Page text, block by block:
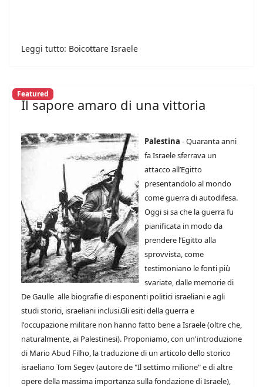
Leggi tutto: Boicottare Israele
Featured
Il sapore amaro di una vittoria
Palestina - Quaranta anni
fa Israele sferrava un
attacco all’Egitto
presentandolo al mondo
come guerra di autodifesa.
Oggi si sa che la guerra fu
pianificata in modo da
prendere l’Egitto alla
sprovvista, come
testimoniano le fonti più
svariate, dalle memorie di
De Gaulle alle biografie di esponenti politici israeliani e agli
studi storici, israeliani inclusi.Gli esiti della guerra e
l'occupazione militare non hanno fatto bene a Israele (oltre che,
naturalmente, ai Palestinesi). Proponiamo, con un'introduzione
di Mario Abud Filho, la traduzione di un articolo dello storico
israeliano Tom Segev (autore de "Il settimo milione" e di altre
opere della massima importanza sulla fondazione di Israele),